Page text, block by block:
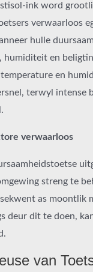
ink word
verwaarloos
hulle
humiditeit en
en
terwyl intense
verwaarloos
streng te
as moontlik
deur dit te doen,
van